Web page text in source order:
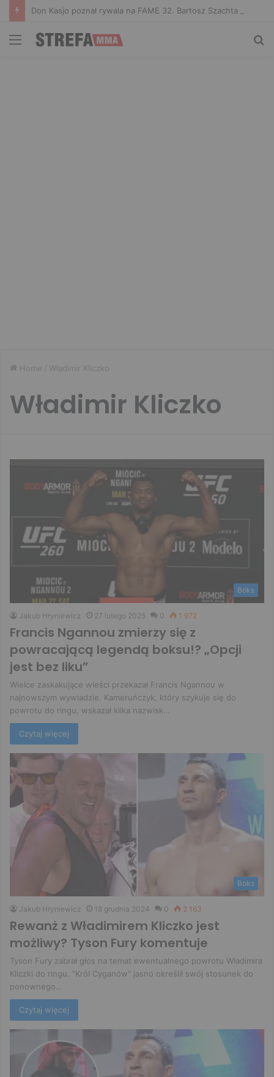
Menu
Home / Władimir Kliczko
Władimir Kliczko
Boks
Jakub Hryniewicz 27 lutego 2025 0 1 972
Francis Ngannou zmierzy się z
powracającą legendą boksu!? „Opcji
jest bez liku”
Wielce zaskakujące wieści przekazał Francis Ngannou w
najnowszym wywiadzie. Kameruńczyk, który szykuje się do
powrotu do ringu, wskazał kilka nazwisk…
Czytaj więcej
Boks
Jakub Hryniewicz 18 grudnia 2024 0 2 163
Rewanż z Władimirem Kliczko jest
możliwy? Tyson Fury komentuje
Tyson Fury zabrał głos na temat ewentualnego powrotu Władimira
Kliczki do ringu. "Król Cyganów" jasno określił swój stosunek do
ponownego…
Czytaj więcej